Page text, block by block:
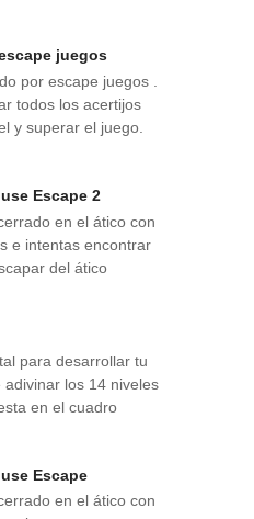
juegos
por escape juegos .
todos los acertijos
y superar el juego.
Escape 2
en el ático con
e intentas encontrar
del ático
para desarrollar tu
adivinar los 14 niveles
en el cuadro
Escape
en el ático con